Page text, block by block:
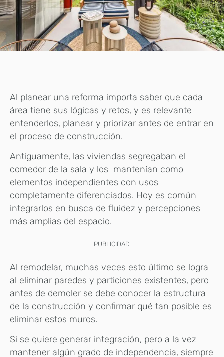
Al planear una reforma importa saber que cada
área tiene sus lógicas y retos, y es relevante
entenderlos, planear y priorizar antes de entrar en
el proceso de construcción.
Antiguamente, las viviendas segregaban el
comedor de la sala y los mantenían como
elementos independientes con usos
completamente diferenciados. Hoy es común
integrarlos en busca de fluidez y percepciones
más amplias del espacio.
PUBLICIDAD
Al remodelar, muchas veces esto último se logra
al eliminar paredes y particiones existentes, pero
antes de demoler se debe conocer la estructura
de la construcción y confirmar qué tan posible es
eliminar estos muros.
Si se quiere generar integración, pero a la vez
mantener algún grado de independencia, siempre